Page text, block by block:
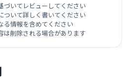
づいてレビューしてください
ついて詳しく書いてください
る情報を含めてください
は削除される場合があります